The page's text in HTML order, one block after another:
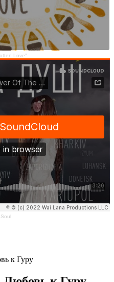
Love"
к Гуру